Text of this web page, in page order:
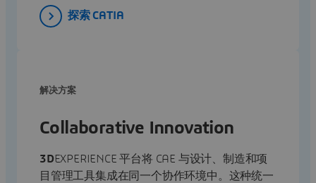
探索 CATIA
解决方案
Collaborative Innovation
3DEXPERIENCE 平台将 CAE 与设计、制造和项
目管理工具集成在同一个协作环境中。这种统一